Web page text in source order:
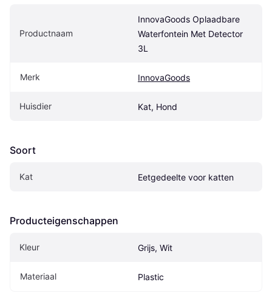
Productnaam
InnovaGoods Oplaadbare
Waterfontein Met Detector
3L
Merk InnovaGoods
Huisdier Kat, Hond
Soort
Kat Eetgedeelte voor katten
Producteigenschappen
Kleur Grijs, Wit
Materiaal Plastic